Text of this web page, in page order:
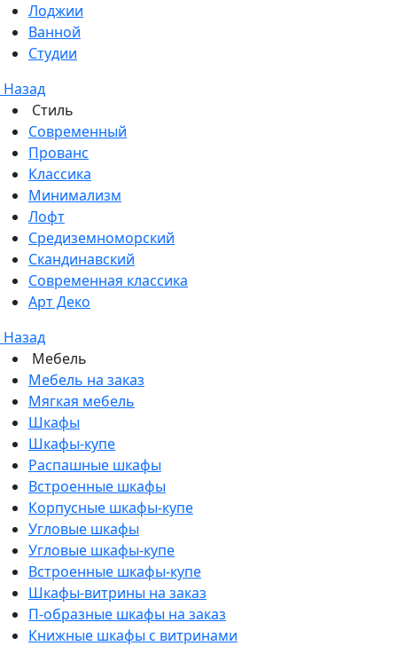
Лоджии
Ванной
Студии
Назад
Стиль
Современный
Прованс
Классика
Минимализм
Лофт
Средиземноморский
Скандинавский
Современная классика
Арт Деко
Назад
Мебель
Мебель на заказ
Мягкая мебель
Шкафы
Шкафы-купе
Распашные шкафы
Встроенные шкафы
Корпусные шкафы-купе
Угловые шкафы
Угловые шкафы-купе
Встроенные шкафы-купе
Шкафы-витрины на заказ
П-образные шкафы на заказ
Книжные шкафы с витринами